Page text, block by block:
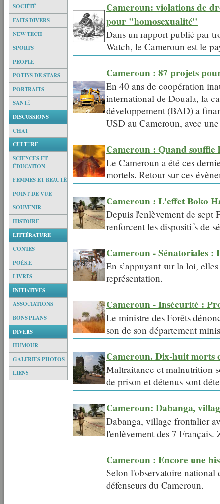
SOCIÉTÉ
FAITS DIVERS
NEW TECH
SPORTS
PEOPLE
POTINS DE STARS
PORTRAITS
SANTÉ
DISCUSSIONS
CHAT
CULTURE
SCIENCES ET
ÉDUCATION
FEMMES ET BEAUTÉ
POINT DE VUE
SOUVENIR
HISTOIRE
LITTÉRATURE
CONTES
POÉSIE
LIVRES
INITIATIVES
ASSOCIATIONS
BONS PLANS
DIVERS
HUMOUR
GALERIES PHOTOS
LIENS
Cameroun: violations de
pour "homosexualité"
Dans un rapport publié par
Watch, le Cameroun est le
Cameroun : 87 projets
En 40 ans de coopération
international de Douala, la
développement (BAD) a
USD au Cameroun, avec
Cameroun : Quand souffle
Le Cameroun a été ces
mortels. Retour sur ces
Cameroun : L'effet Boko
Depuis l'enlèvement de sept
renforcent les dispositifs de
Cameroun - Sénatoriales :
En s’appuyant sur la loi,
représentation.
Cameroun - Insécurité :
Le ministre des Forêts
son de son département
Cameroun. Dix-huit morts
Maltraitance et malnutrition
de prison et détenus sont
Cameroun: Dabanga,
Dabanga, village frontalier
l'enlèvement des 7 Français.
Cameroun : Encore une
Selon l'observatoire national
défenseurs du Cameroun.